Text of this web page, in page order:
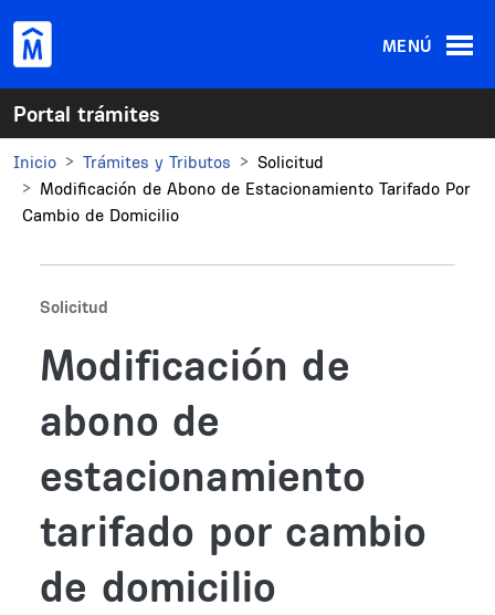
MENÚ
Portal trámites
Inicio Trámites y Tributos
Solicitud
Modificación de Abono de Estacionamiento Tarifado Por
Cambio de Domicilio
Solicitud
Modificación de
abono de
estacionamiento
tarifado por cambio
de domicilio